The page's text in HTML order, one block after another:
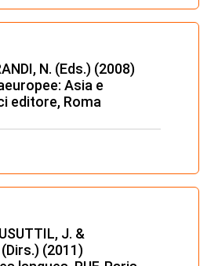
N. (Eds.) (2008)
Asia e
editore, Roma
J. &
(Dirs.) (2011)